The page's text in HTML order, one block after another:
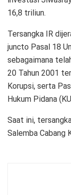
16,8 triliun.
Tersangka IR
juncto Pasal 18
sebagaimana
20 Tahun 2001
Korupsi, serta
Hukum Pidana
Saat ini,
Salemba Cabang